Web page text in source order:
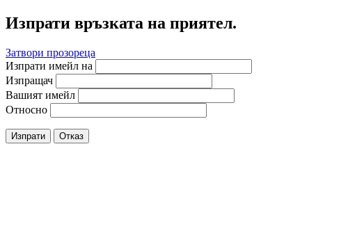
Изпрати връзката на приятел.
Затвори прозореца
Изпрати имейл на
Изпращач
Вашият имейл
Относно
Изпрати Отказ